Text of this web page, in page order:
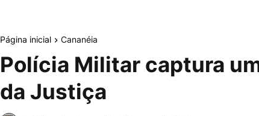
Página inicial Cananéia
Polícia Militar captura
da Justiça